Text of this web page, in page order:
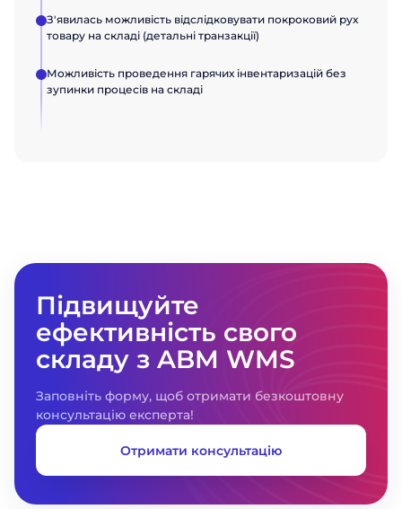
З'явилась можливість відслідковувати покроковий рух
товару на складі (детальні транзакції)
Можливість проведення гарячих інвентаризацій без
зупинки процесів на складі
Підвищуйте
ефективність свого
складу з ABM WMS
Заповніть форму, щоб отримати безкоштовну
консультацію експерта!
Отримати консультацію